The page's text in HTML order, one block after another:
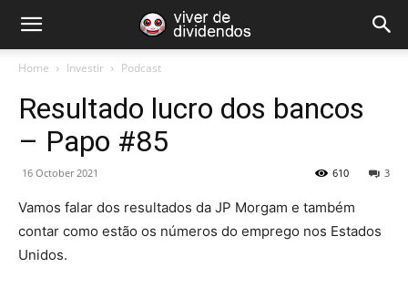
Home Investir Podcast
Resultado lucro dos bancos
– Papo #85
16 October 2021 3
610
Vamos falar dos resultados da JP Morgam e também
contar como estão os números do emprego nos Estados
Unidos.